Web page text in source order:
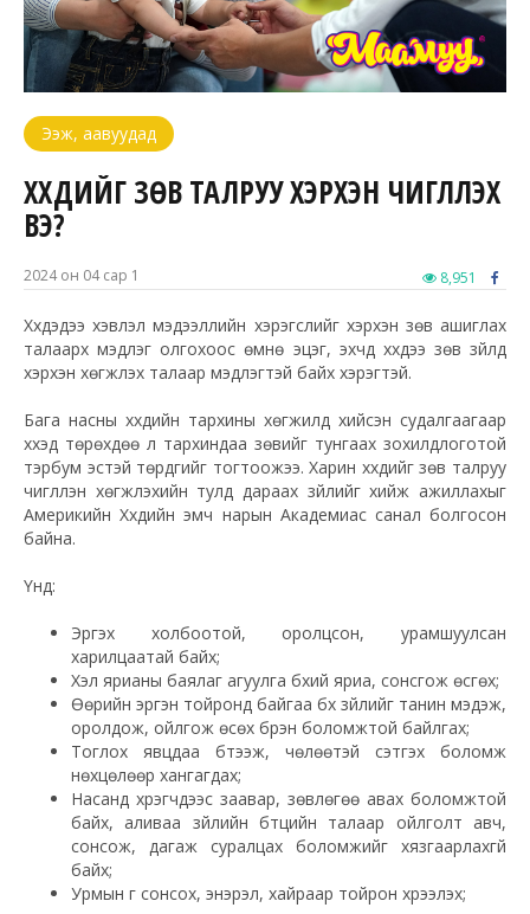
Ээж, аавуудад
ХҮҮХДИЙГ ЗӨВ ТАЛРУУ ХЭРХЭН ЧИГЛҮҮЛЭХ
ВЭ?
2024 он 04 сар 1 8,951
Хүүхдэдээ хэвлэл мэдээллийн хэрэгслийг хэрхэн зөв ашиглах
талаарх мэдлэг олгохоос өмнө эцэг, эхчүүд хүүхдээ зөв зүйлд
хэрхэн хөгжүүлэх талаар мэдлэгтэй байх хэрэгтэй.
Бага насны хүүхдийн тархины хөгжилд хийсэн судалгаагаар
хүүхэд төрөхдөө л тархиндаа зөвийг тунгаах зохилдлоготой
тэрбум эстэй төрдгийг тогтоожээ. Харин хүүхдийг зөв талруу
чиглүүлэн хөгжүүлэхийн тулд дараах зүйлийг хийж ажиллахыг
Америкийн Хүүхдийн эмч нарын Академиас санал болгосон
байна.
Үүнд:
Эргэх холбоотой, оролцсон, урамшуулсан
харилцаатай байх;
Хэл ярианы баялаг агуулга бүхий яриа, сонсгож өсгөх;
Өөрийн эргэн тойронд байгаа бүх зүйлийг танин мэдэж,
оролдож, ойлгож өсөх бүрэн боломжтой байлгах;
Тоглох явцдаа бүтээж, чөлөөтэй сэтгэх боломж
нөхцөлөөр хангагдах;
Насанд хүрэгчдээс заавар, зөвлөгөө авах боломжтой
байх, аливаа зүйлийн бүтцийн талаар ойлголт авч,
сонсож, дагаж суралцах боломжийг хязгаарлахгүй
байх;
Урмын үг сонсох, энэрэл, хайраар тойрон хүрээлэх;